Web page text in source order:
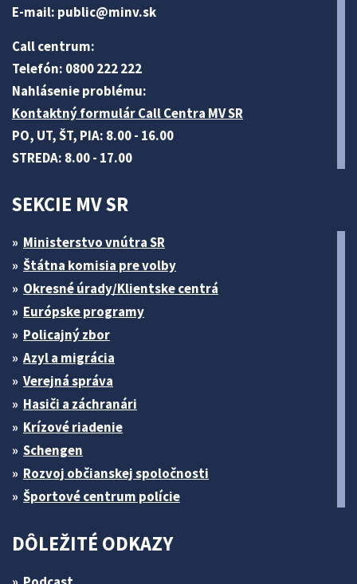
E-mail: public@minv.sk
Call centrum:
Telefón: 0800 222 222
Nahlásenie problému:
Kontaktný formulár Call Centra MV SR
PO, UT, ŠT, PIA: 8.00 - 16.00
STREDA: 8.00 - 17.00
SEKCIE MV SR
Ministerstvo vnútra SR
Štátna komisia pre volby
Okresné úrady/Klientske centrá
Európske programy
Policajný zbor
Azyl a migrácia
Verejná správa
Hasiči a záchranári
Krízové riadenie
Schengen
Rozvoj občianskej spoločnosti
Športové centrum polície
DÔLEŽITÉ ODKAZY